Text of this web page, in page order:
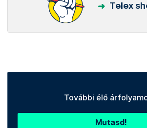
Telex
További élő
Mutasd!